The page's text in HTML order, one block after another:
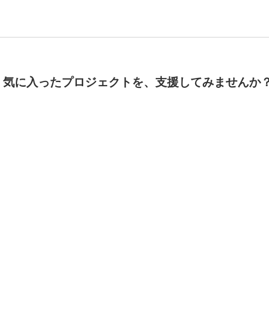
気に入ったプロジェクトを、支援してみませんか